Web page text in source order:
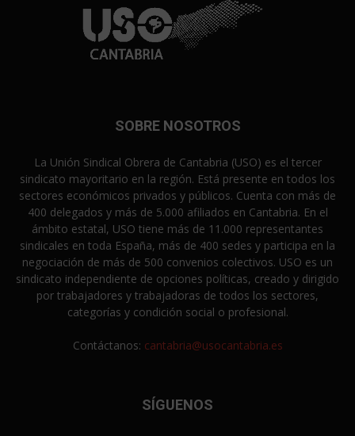
SOBRE NOSOTROS
La Unión Sindical Obrera de Cantabria (USO) es el tercer
sindicato mayoritario en la región. Está presente en todos los
sectores económicos privados y públicos. Cuenta con más de
400 delegados y más de 5.000 afiliados en Cantabria. En el
ámbito estatal, USO tiene más de 11.000 representantes
sindicales en toda España, más de 400 sedes y participa en la
negociación de más de 500 convenios colectivos. USO es un
sindicato independiente de opciones políticas, creado y dirigido
por trabajadores y trabajadoras de todos los sectores,
categorías y condición social o profesional.
Contáctanos: cantabria@usocantabria.es
SÍGUENOS